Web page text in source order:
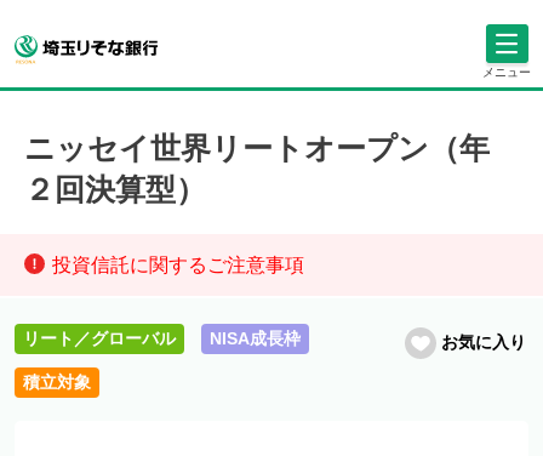
メニュー
ニッセイ世界リートオープン（年
２回決算型）
投資信託に関するご注意事項
リート／グローバル NISA成長枠
積立対象
お気に入り